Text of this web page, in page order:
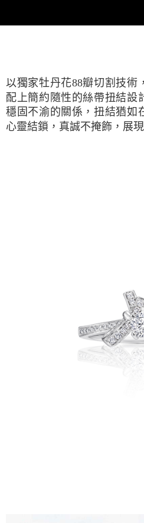
以獨家牡丹花88瓣切割技術
配上簡約隨性的絲帶扭結設
穩固不渝的關係，扭結猶如
心靈結鎖，真誠不掩飾，展